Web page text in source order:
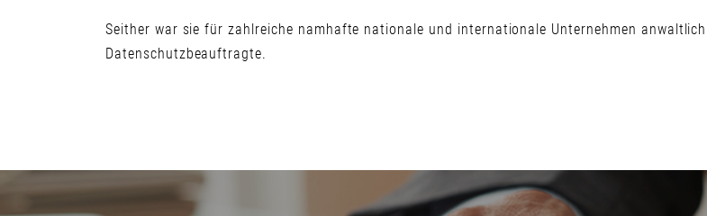
Seither war sie für zahlreiche namhafte nationale und internationale Unternehmen
Datenschutzbeauftragte.